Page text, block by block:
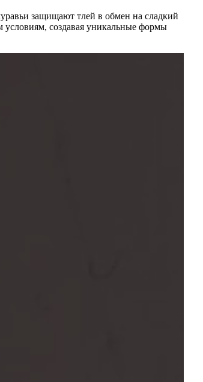
защищают тлей в обмен на сладкий
условиям, создавая уникальные формы